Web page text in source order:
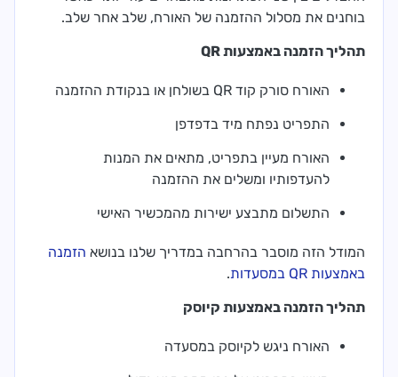
בוחנים את מסלול ההזמנה של האורח, שלב אחר שלב.
תהליך הזמנה באמצעות QR
האורח סורק קוד QR בשולחן או בנקודת ההזמנה
התפריט נפתח מיד בדפדפן
האורח מעיין בתפריט, מתאים את המנות
להעדפותיו ומשלים את ההזמנה
התשלום מתבצע ישירות מהמכשיר האישי
המודל הזה מוסבר בהרחבה במדריך שלנו בנושא הזמנה
באמצעות QR במסעדות
.
תהליך הזמנה באמצעות קיוסק
האורח ניגש לקיוסק במסעדה